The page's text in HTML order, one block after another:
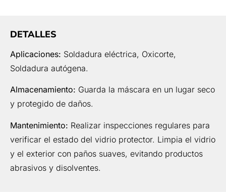
DETALLES
Aplicaciones: Soldadura eléctrica, Oxicorte,
Soldadura autógena.
Almacenamiento: Guarda la máscara en un lugar seco
y protegido de daños.
Mantenimiento: Realizar inspecciones regulares para
verificar el estado del vidrio protector. Limpia el vidrio
y el exterior con paños suaves, evitando productos
abrasivos y disolventes.